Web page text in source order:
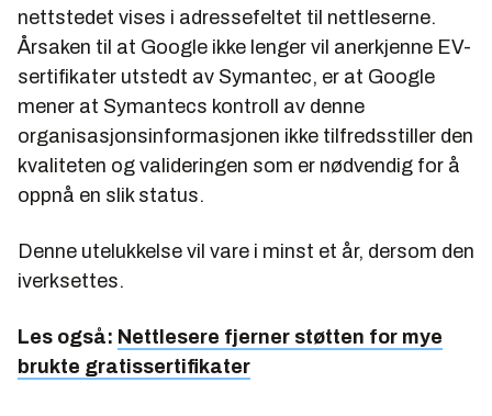
nettstedet vises i adressefeltet til nettleserne.
Årsaken til at Google ikke lenger vil anerkjenne EV-
sertifikater utstedt av Symantec, er at Google
mener at Symantecs kontroll av denne
organisasjonsinformasjonen ikke tilfredsstiller den
kvaliteten og valideringen som er nødvendig for å
oppnå en slik status.
Denne utelukkelse vil vare i minst et år, dersom den
iverksettes.
Les også: Nettlesere fjerner støtten for mye
brukte gratissertifikater